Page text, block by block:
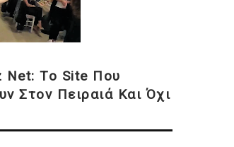
Net: Το Site Που
Στον Πειραιά Και Όχι